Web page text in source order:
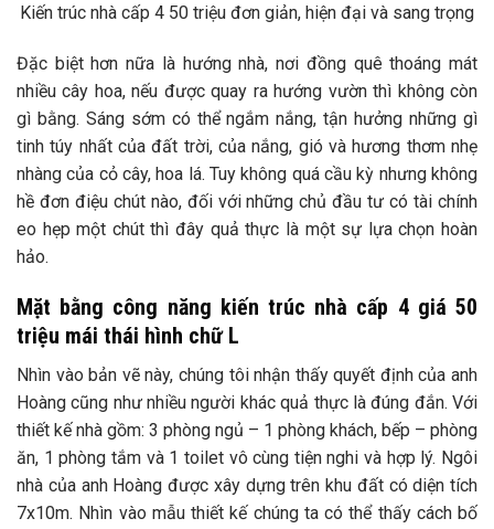
Kiến trúc nhà cấp 4 50 triệu đơn giản, hiện đại và sang trọng
Đặc biệt hơn nữa là hướng nhà, nơi đồng quê thoáng mát
nhiều cây hoa, nếu được quay ra hướng vườn thì không còn
gì bằng. Sáng sớm có thể ngắm nắng, tận hưởng những gì
tinh túy nhất của đất trời, của nắng, gió và hương thơm nhẹ
nhàng của cỏ cây, hoa lá. Tuy không quá cầu kỳ nhưng không
hề đơn điệu chút nào, đối với những chủ đầu tư có tài chính
eo hẹp một chút thì đây quả thực là một sự lựa chọn hoàn
hảo.
Mặt bằng công năng kiến ​​trúc nhà cấp 4 giá 50
triệu mái thái hình chữ L
Nhìn vào bản vẽ này, chúng tôi nhận thấy quyết định của anh
Hoàng cũng như nhiều người khác quả thực là đúng đắn. Với
thiết kế nhà gồm: 3 phòng ngủ – 1 phòng khách, bếp – phòng
ăn, 1 phòng tắm và 1 toilet vô cùng tiện nghi và hợp lý. Ngôi
nhà của anh Hoàng được xây dựng trên khu đất có diện tích
7x10m. Nhìn vào mẫu thiết kế chúng ta có thể thấy cách bố